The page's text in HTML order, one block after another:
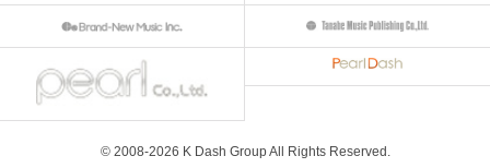
© 2008-2026 K Dash Group All Rights Reserved.